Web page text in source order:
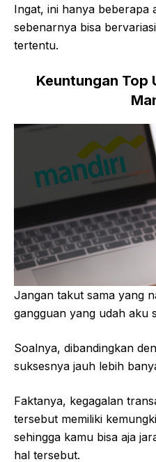
Ingat, ini hanya beberapa
sebenarnya bisa
tertentu.
Keuntungan Top
Jangan takut sama yang
gangguan yang udah aku
Soalnya, dibandingkan
suksesnya jauh lebih
Faktanya, kegagalan
tersebut memiliki
sehingga kamu bisa aja
hal tersebut.